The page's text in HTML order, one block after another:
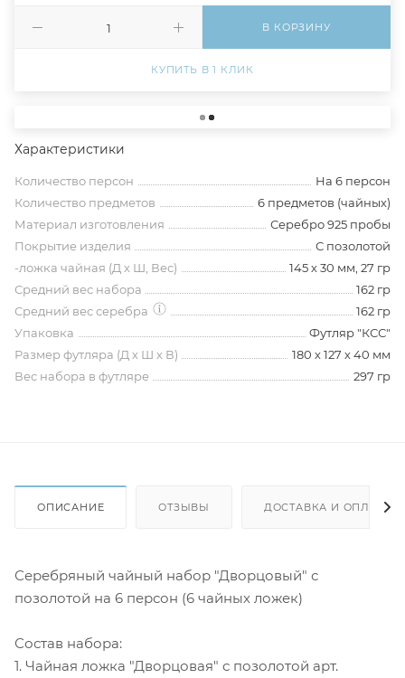
В КОРЗИНУ
КУПИТЬ В 1 КЛИК
Характеристики
Количество персон
На 6 персон
Количество предметов
6 предметов (чайных)
Материал изготовления
Серебро 925 пробы
Покрытие изделия
С позолотой
-ложка чайная (Д х Ш, Вес)
145 х 30 мм, 27 гр
Средний вес набора
162 гр
Средний вес серебра
162 гр
Упаковка
Футляр "КСС"
Размер футляра (Д х Ш х В)
180 х 127 х 40 мм
Вес набора в футляре
297 гр
ОПИСАНИЕ ОТЗЫВЫ ДОСТАВКА И ОПЛАТА
Серебряный чайный набор "Дворцовый" с
позолотой на 6 персон (6 чайных ложек)
Состав набора:
1. Чайная ложка "Дворцовая" с позолотой арт.